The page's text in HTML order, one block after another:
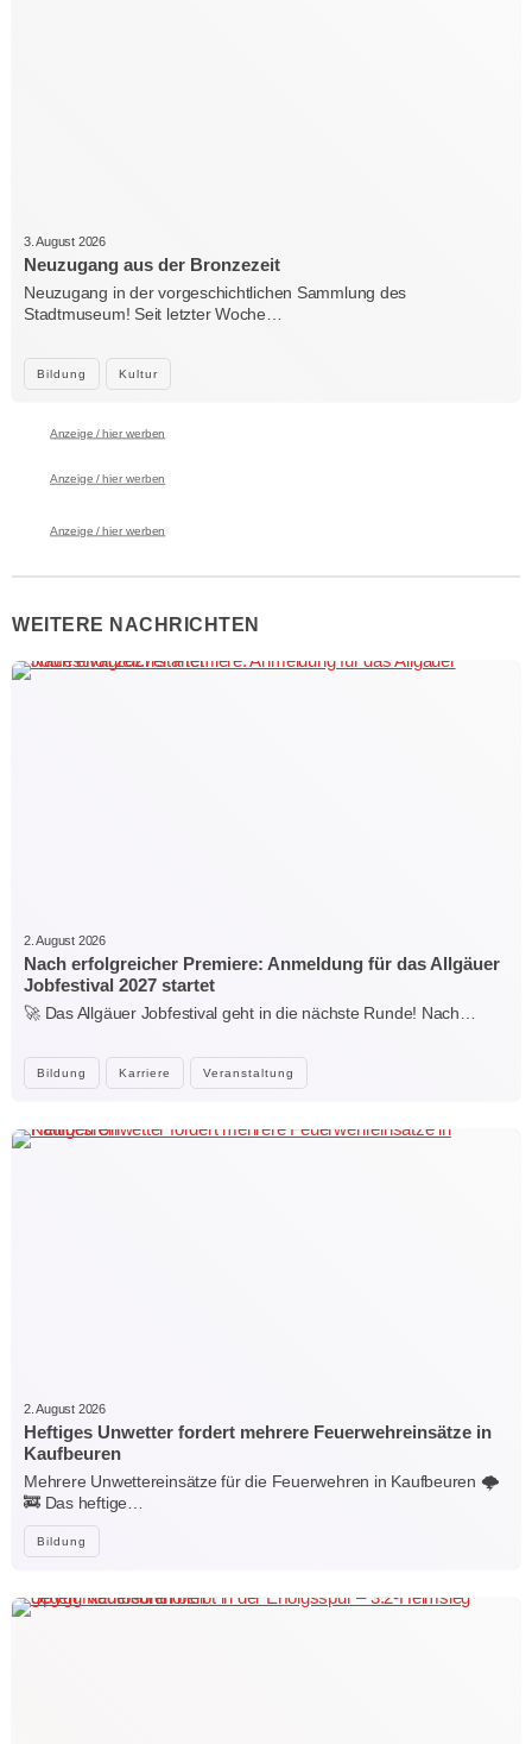
Bildung Kultur
3. August 2026
Neuzugang aus der Bronzezeit
Neuzugang in der vorgeschichtlichen Sammlung des
Stadtmuseum! Seit letzter Woche…
Anzeige / hier werben
Anzeige / hier werben
Anzeige / hier werben
WEITERE NACHRICHTEN
Bildung Karriere Veranstaltung
2. August 2026
Nach erfolgreicher Premiere: Anmeldung für das Allgäuer
Jobfestival 2027 startet
🚀 Das Allgäuer Jobfestival geht in die nächste Runde! Nach…
Bildung
2. August 2026
Heftiges Unwetter fordert mehrere Feuerwehreinsätze in
Kaufbeuren
Mehrere Unwettereinsätze für die Feuerwehren in Kaufbeuren 🌩️
🚒 Das heftige…